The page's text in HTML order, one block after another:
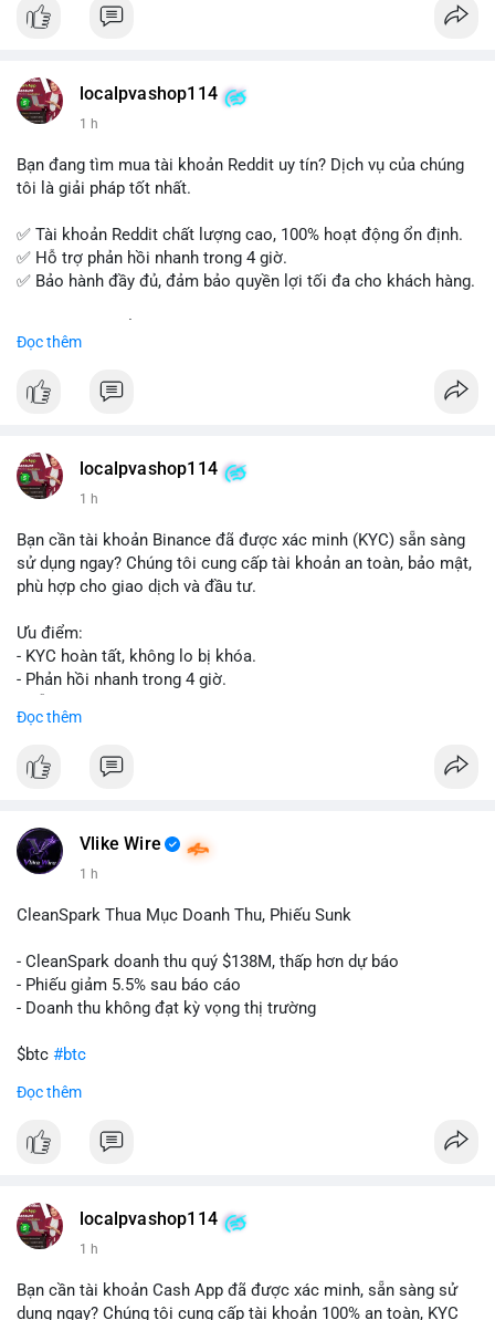
Đăng ký ngay hôm nay để nâng cao năng lực và mở rộng cơ
localpvashop114
1 h
Bạn đang tìm mua tài khoản Reddit uy tín? Dịch vụ của chúng
tôi là giải pháp tốt nhất.
✅ Tài khoản Reddit chất lượng cao, 100% hoạt động ổn định.
✅ Hỗ trợ phản hồi nhanh trong 4 giờ.
✅ Bảo hành đầy đủ, đảm bảo quyền lợi tối đa cho khách hàng.
📞 WhatsApp: +1 660 215-8938
📧 Email: localpvashop@gmail.com
của bạn!
Đọc thêm
localpvashop114
1 h
Bạn cần tài khoản Binance đã được xác minh (KYC) sẵn sàng
sử dụng ngay? Chúng tôi cung cấp tài khoản an toàn, bảo mật,
phù hợp cho giao dịch và đầu tư.
Ưu điểm:
- KYC hoàn tất, không lo bị khóa.
- Phản hồi nhanh trong 4 giờ.
📞 WhatsApp: +1 660 215-8938
Đọc thêm
Vlike Wire
1 h
CleanSpark Thua Mục Doanh Thu, Phiếu Sunk
- CleanSpark doanh thu quý $138M, thấp hơn dự báo
- Phiếu giảm 5.5% sau báo cáo
- Doanh thu không đạt kỳ vọng thị trường
$btc #btc
#vlikevn
📰 Nguồn: Cointelegraph
Đọc thêm
localpvashop114
1 h
Bạn cần tài khoản Cash App đã được xác minh, sẵn sàng sử
dụng ngay? Chúng tôi cung cấp tài khoản 100% an toàn, KYC